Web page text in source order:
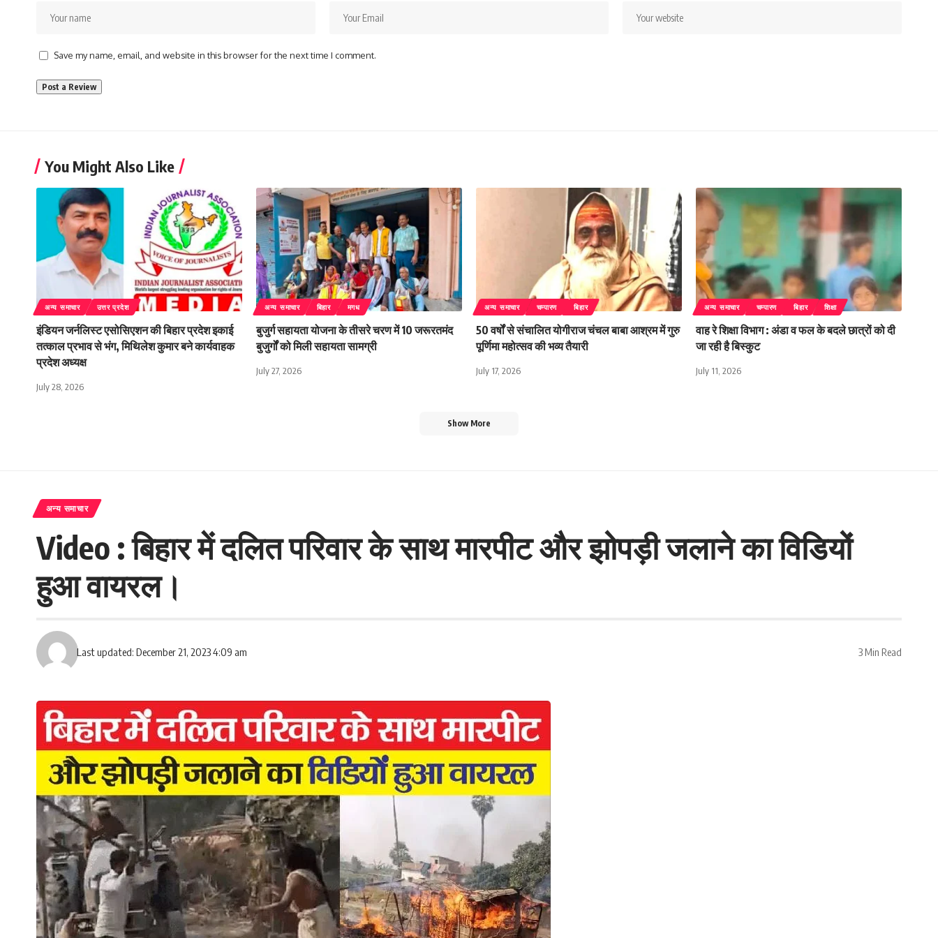
Save my name, email, and website in this browser for the next time I comment.
You Might Also Like
अन्य समाचार उत्तर प्रदेश
इंडियन जर्नलिस्ट एसोसिएशन की बिहार प्रदेश इकाई
तत्काल प्रभाव से भंग, मिथिलेश कुमार बने कार्यवाहक
प्रदेश अध्यक्ष
July 28, 2026
अन्य समाचार बिहार मगध
बुजुर्ग सहायता योजना के तीसरे चरण में 10 जरूरतमंद
बुजुर्गों को मिली सहायता सामग्री
July 27, 2026
अन्य समाचार चम्पारण बिहार
50 वर्षों से संचालित योगीराज चंचल बाबा आश्रम में गुरु
पूर्णिमा महोत्सव की भव्य तैयारी
July 17, 2026
अन्य समाचार चम्पारण बिहार शिक्षा
वाह रे शिक्षा विभाग : अंडा व फल के बदले छात्रों को दी
जा रही है बिस्कुट
July 11, 2026
Show More
अन्य समाचार
Video : बिहार में दलित परिवार के साथ मारपीट और झोपड़ी जलाने का विडियों
हुआ वायरल।
Last updated: December 21, 2023 4:09 am 3 Min Read